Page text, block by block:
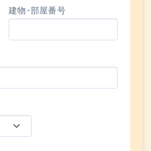
建物･部屋番号